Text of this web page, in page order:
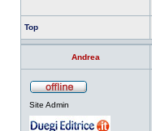
Top
Andrea
Site Admin